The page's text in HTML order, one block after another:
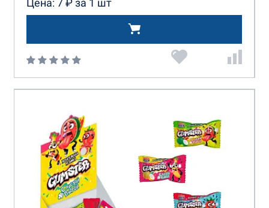
Цена: 7 ₽ за 1 шт